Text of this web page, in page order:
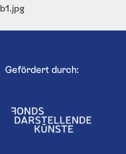
b1.jpg
Gefördert durch: